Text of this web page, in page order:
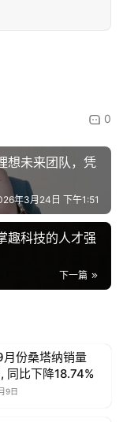
0
想未来团队，凭
年3月24日 下午1:51
趣科技的人才强
下一篇
份桑塔纳销量
同比下降18.74%
9日